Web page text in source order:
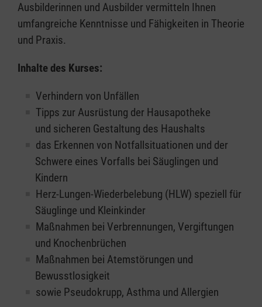
Ausbilderinnen und Ausbilder vermitteln Ihnen
umfangreiche Kenntnisse und Fähigkeiten in Theorie
und Praxis.
Inhalte des Kurses:
Verhindern von Unfällen
Tipps zur Ausrüstung der Hausapotheke
und sicheren Gestaltung des Haushalts
das Erkennen von Notfallsituationen und der
Schwere eines Vorfalls bei Säuglingen und
Kindern
Herz-Lungen-Wiederbelebung (HLW) speziell für
Säuglinge und Kleinkinder
Maßnahmen bei Verbrennungen, Vergiftungen
und Knochenbrüchen
Maßnahmen bei Atemstörungen und
Bewusstlosigkeit
sowie Pseudokrupp, Asthma und Allergien